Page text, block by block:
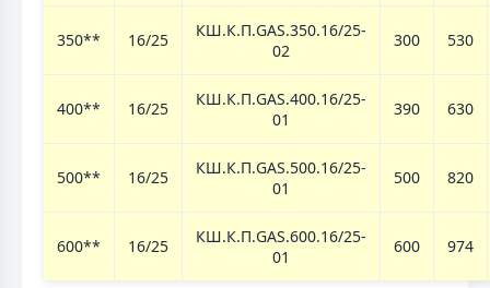
350** 16/25
КШ.К.П.GAS.350.16/25-
02
300 530
400** 16/25
КШ.К.П.GAS.400.16/25-
01
390 630
500** 16/25
КШ.К.П.GAS.500.16/25-
01
500 820
600** 16/25
КШ.К.П.GAS.600.16/25-
01
600 974